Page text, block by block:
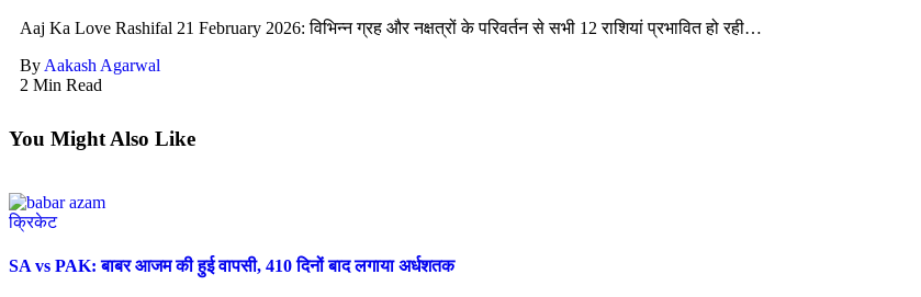
Aaj Ka Love Rashifal 21 February 2026: विभिन्न ग्रह और नक्षत्रों के परिवर्तन से सभी 12 राशियां प्रभावित हो रही…
By Aakash Agarwal
2 Min Read
You Might Also Like
क्रिकेट
SA vs PAK: बाबर आजम की हुई वापसी, 410 दिनों बाद लगाया अर्धशतक